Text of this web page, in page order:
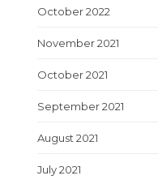
October 2022
November 2021
October 2021
September 2021
August 2021
July 2021